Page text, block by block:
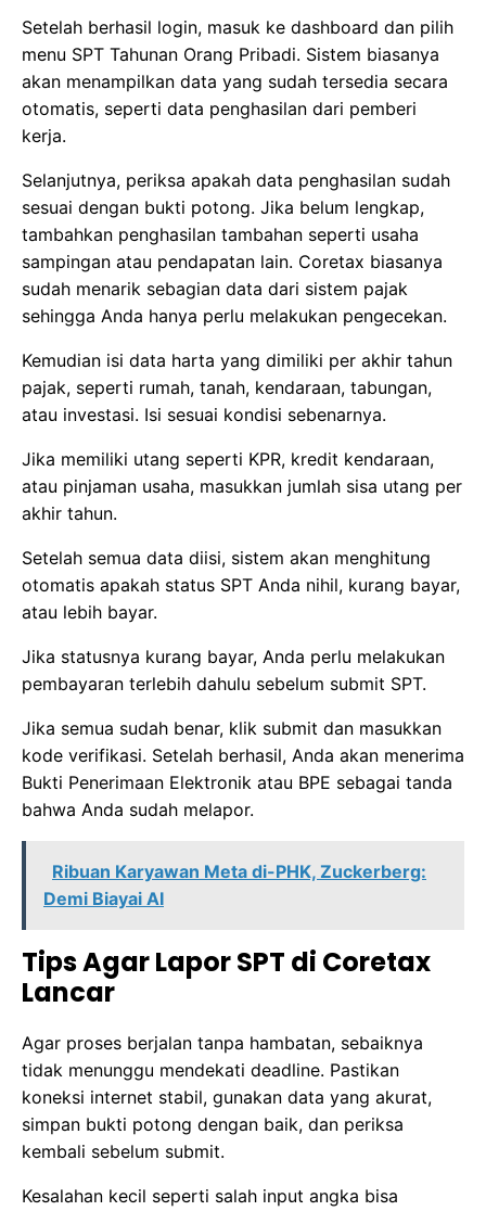
Setelah berhasil login, masuk ke dashboard dan pilih
menu SPT Tahunan Orang Pribadi. Sistem biasanya
akan menampilkan data yang sudah tersedia secara
otomatis, seperti data penghasilan dari pemberi
kerja.
Selanjutnya, periksa apakah data penghasilan sudah
sesuai dengan bukti potong. Jika belum lengkap,
tambahkan penghasilan tambahan seperti usaha
sampingan atau pendapatan lain. Coretax biasanya
sudah menarik sebagian data dari sistem pajak
sehingga Anda hanya perlu melakukan pengecekan.
Kemudian isi data harta yang dimiliki per akhir tahun
pajak, seperti rumah, tanah, kendaraan, tabungan,
atau investasi. Isi sesuai kondisi sebenarnya.
Jika memiliki utang seperti KPR, kredit kendaraan,
atau pinjaman usaha, masukkan jumlah sisa utang per
akhir tahun.
Setelah semua data diisi, sistem akan menghitung
otomatis apakah status SPT Anda nihil, kurang bayar,
atau lebih bayar.
Jika statusnya kurang bayar, Anda perlu melakukan
pembayaran terlebih dahulu sebelum submit SPT.
Jika semua sudah benar, klik submit dan masukkan
kode verifikasi. Setelah berhasil, Anda akan menerima
Bukti Penerimaan Elektronik atau BPE sebagai tanda
bahwa Anda sudah melapor.
Ribuan Karyawan Meta di-PHK, Zuckerberg:
Demi Biayai AI
Tips Agar Lapor SPT di Coretax
Lancar
Agar proses berjalan tanpa hambatan, sebaiknya
tidak menunggu mendekati deadline. Pastikan
koneksi internet stabil, gunakan data yang akurat,
simpan bukti potong dengan baik, dan periksa
kembali sebelum submit.
Kesalahan kecil seperti salah input angka bisa